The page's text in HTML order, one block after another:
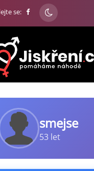
se:
smejse
53 let